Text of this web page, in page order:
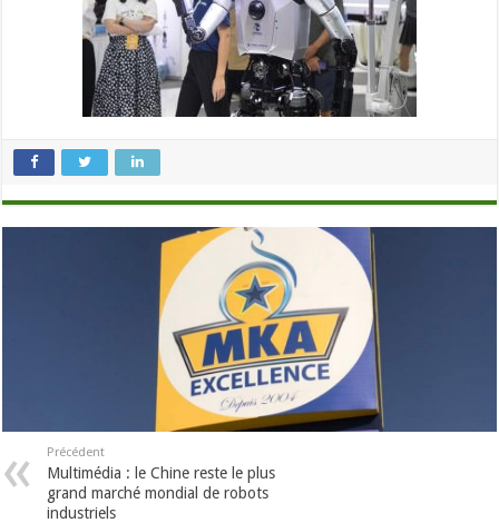
Précédent
Multimédia : le Chine reste le plus
grand marché mondial de robots
industriels